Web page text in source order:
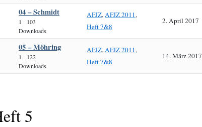
04 – Schmidt
1
103
Downloads
AFJZ,AFJZ 2011,
Heft 7&8
2. April 2017
05 – Möhring
1
122
Downloads
AFJZ,AFJZ 2011,
Heft 7&8
14. März 2017
5